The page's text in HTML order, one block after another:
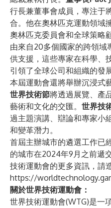
行長兼董事會成員，專注于
合。他在奧林匹克運動領域
奧林匹克委員會和全球策略
由來自20多個國家的跨領域
供支援，這些專家在科學、
引領了全球公司和組織的發展
本屆運動會還將舉辦沉浸式
世界技術節將透過展覽、產
藝術和文化的交匯。 世界技
過主題演講、辯論和專家小
和變革潛力。
首屆主辦城市的遴選工作已
的城市在2024年9月之前遞
技術運動會的更多資訊，請
https://
關於世界技術運動會：
世界技術運動會(WTG)是一